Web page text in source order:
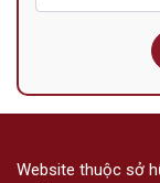
Website thuộc sở